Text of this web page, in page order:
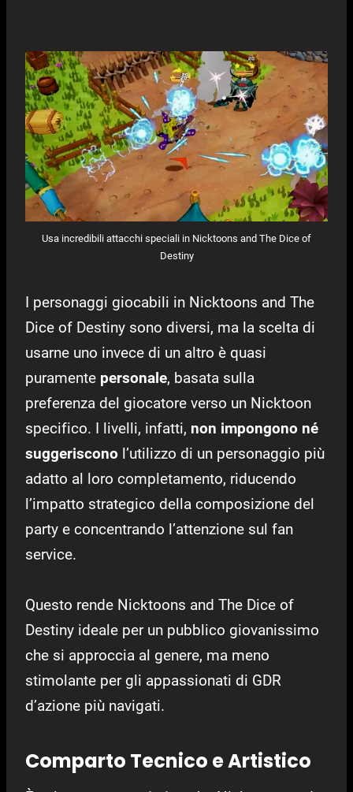
Usa incredibili attacchi speciali in Nicktoons and The Dice of
Destiny
I personaggi giocabili in Nicktoons and The
Dice of Destiny sono diversi, ma la scelta di
usarne uno invece di un altro è quasi
puramente personale, basata sulla
preferenza del giocatore verso un Nicktoon
specifico. I livelli, infatti, non impongono né
suggeriscono l’utilizzo di un personaggio più
adatto al loro completamento, riducendo
l’impatto strategico della composizione del
party e concentrando l’attenzione sul fan
service.
Questo rende Nicktoons and The Dice of
Destiny ideale per un pubblico giovanissimo
che si approccia al genere, ma meno
stimolante per gli appassionati di GDR
d’azione più navigati.
Comparto Tecnico e Artistico